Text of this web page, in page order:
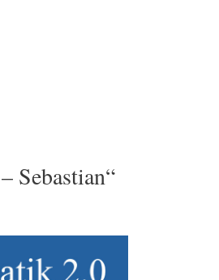
Sebastian“